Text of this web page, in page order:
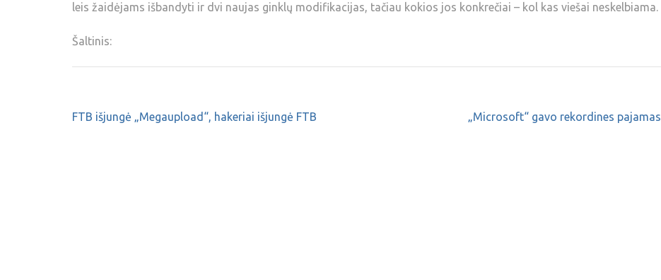
leis žaidėjams išbandyti ir dvi naujas ginklų modifikacijas, tačiau kokios jos konkrečiai – kol kas viešai neskelbiama.
Šaltinis:
FTB išjungė „Megaupload“, hakeriai išjungė FTB „Microsoft“ gavo rekordines pajamas